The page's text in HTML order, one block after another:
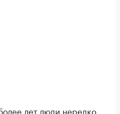
лет люди нередко